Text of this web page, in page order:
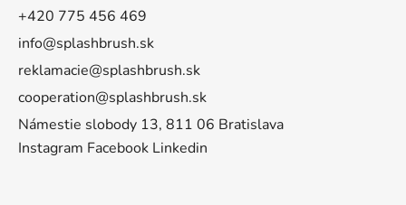
+420 775 456 469
info@splashbrush.sk
reklamacie@splashbrush.sk
cooperation@splashbrush.sk
Námestie slobody 13, 811 06 Bratislava
Instagram Facebook Linkedin